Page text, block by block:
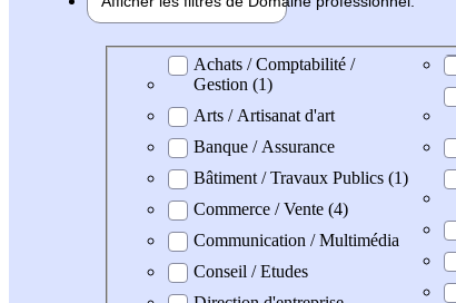
Domaine professionel
Achats / Comptabilité /
Gestion (1)
Arts / Artisanat d'art
Banque / Assurance
Bâtiment / Travaux Publics (1)
Commerce / Vente (4)
Communication / Multimédia
Conseil / Etudes